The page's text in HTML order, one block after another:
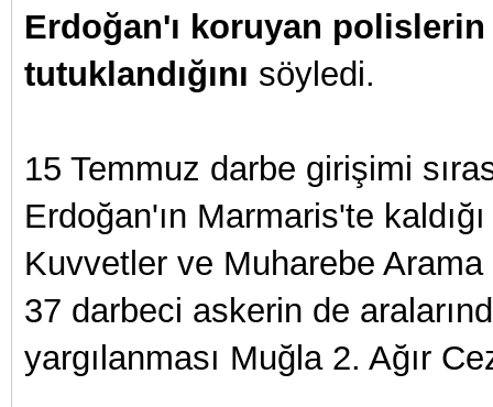
Erdoğan'ı koruyan polislerin
tutuklandığını söyledi.
15 Temmuz darbe girişimi
Erdoğan'ın Marmaris'te
Kuvvetler ve Muharebe
37 darbeci askerin de
yargılanması Muğla 2. Ağır